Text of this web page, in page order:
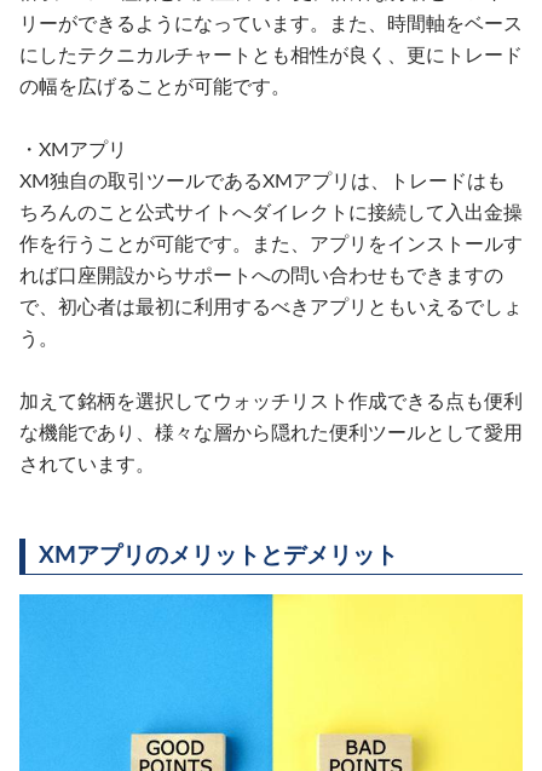
リーができるようになっています。また、時間軸をベース
にしたテクニカルチャートとも相性が良く、更にトレード
の幅を広げることが可能です。
・XMアプリ
XM独自の取引ツールであるXMアプリは、トレードはも
ちろんのこと公式サイトへダイレクトに接続して入出金操
作を行うことが可能です。また、アプリをインストールす
れば口座開設からサポートへの問い合わせもできますの
で、初心者は最初に利用するべきアプリともいえるでしょ
う。
加えて銘柄を選択してウォッチリスト作成できる点も便利
な機能であり、様々な層から隠れた便利ツールとして愛用
されています。
XMアプリのメリットとデメリット